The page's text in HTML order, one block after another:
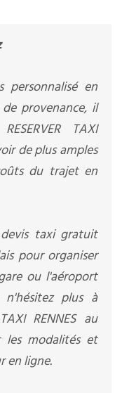
en
provenance, il
TAXI
de plus amples
du trajet en
taxi gratuit
pour organiser
ou l'aéroport
plus à
RENNES au
les modalités et
en ligne.